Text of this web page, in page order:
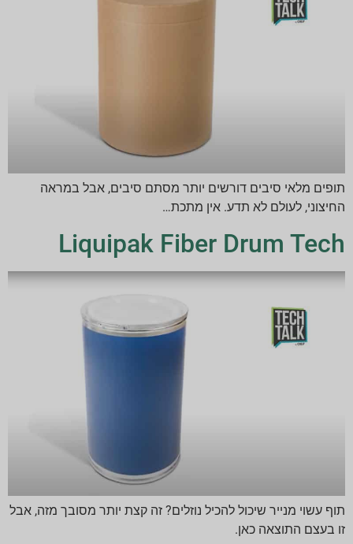
תופים מלאי סיבים דורשים יותר מסתם סיבים, אבל במראה
החיצוני, לעולם לא תדע. אין מתכת…
Liquipak Fiber Drum Tech
תוף עשוי מנייר שיכול להכיל נוזלים? זה קצת יותר מסובך מזה, אבל
זו בעצם התוצאה כאן.